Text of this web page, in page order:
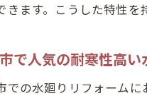
きます。こうした特性を
で人気の耐寒性高
での水廻りリフォーム